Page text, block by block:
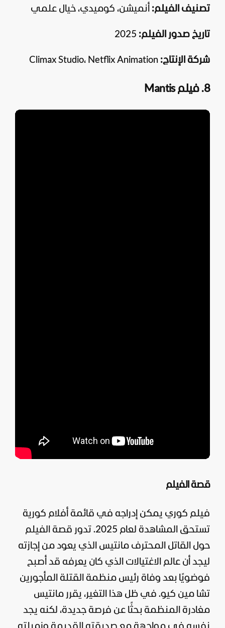
تصنيف الفيلم: أنميشن، كوميدي، خيال علمي
تاريخ صدور الفيلم:
شركة الإنتاج:
8. فيلم Mantis
قصة الفيلم
فيلم كوري يمكن إدراجه في قائمة أفلام كورية
تستحق المشاهدة لعام 2025. تدور قصة الفيلم
حول القاتل المحترف مانتيس الذي يعود من إجازته
ليجد أن عالم الاغتيالات الذي كان يعرفه قد أصبح
فوضويًا بعد وفاة رئيس منظمة القتلة المأجورين
تشا مين كيو. في ظل هذا التغير، يقرر مانتيس
مغادرة المنظمة بحثًا عن فرصة جديدة، لكنه يجد